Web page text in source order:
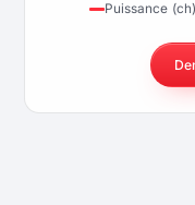
Puissance (ch)